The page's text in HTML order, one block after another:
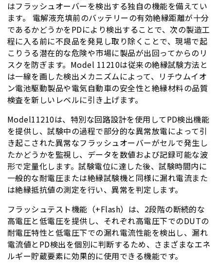
はフラッシュオーバーを検出する独自の機能を備えてい
ます。 電解液充填前のバッテリーの有効絶縁距離が十分
であるかどうかをPDにより検出することで、次の製造工
程に入る前に不良品を発見し取り除くことで、現場で起
こりうる潜在的な危険や市場に製品が出回ってからのリ
スクを防ぎます。Model 11210は従来の絶縁試験方法と
は一線を画した検出メカニズムによって、リチウムイオ
ン電池駆動製品や電気自動車の安全性と絶縁材料の品質
検査を新しいレベルに引き上げます。
Model11210は、特別な回路設計を使用してPD検出機能
を提供し、試験中の過程で部分的な異常放電によって引
き起こされた異常なフラッシュオーバーがセルで発生し
たかどうかを監視し、データを数値および記録可能な波
形で定量化します。試験電位に達した後、試験時間内に
一般的な耐電圧または絶縁試験機と同様に漏れ電流また
は絶縁抵抗値の測定を行い、異常を判定します。
フラッシュテスト機能（+Flash）は、2段階の断続的な
高電圧と低電圧を提供し、それぞれ高電圧下でのDUTの
耐電圧特性と低電圧下での漏れ電流性能を検出し、漏れ
電流値とPD検出を個別に判断するため、さまざまなエネ
ルギー貯蔵要素に効果的に使用できる機能です。